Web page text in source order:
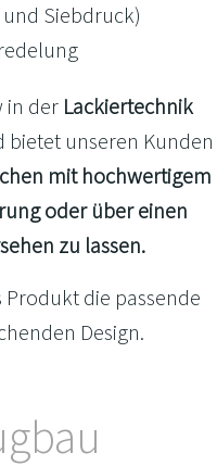
Siebdruck)
in der Lackiertechnik
unseren Kunden
mit hochwertigem
oder über einen
zu lassen.
Produkt die passende
Design.